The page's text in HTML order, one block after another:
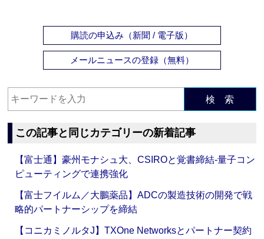
購読の申込み（新聞 / 電子版）
メールニュースの登録（無料）
検 索
この記事と同じカテゴリーの新着記事
【富士通】豪州モナシュ大、CSIROと覚書締結‐量子コン
ピューティングで連携強化
【富士フイルム／大鵬薬品】ADCの製造技術の開発で戦
略的パートナーシップを締結
【コニカミノルタJ】TXOne Networksとパートナー契約